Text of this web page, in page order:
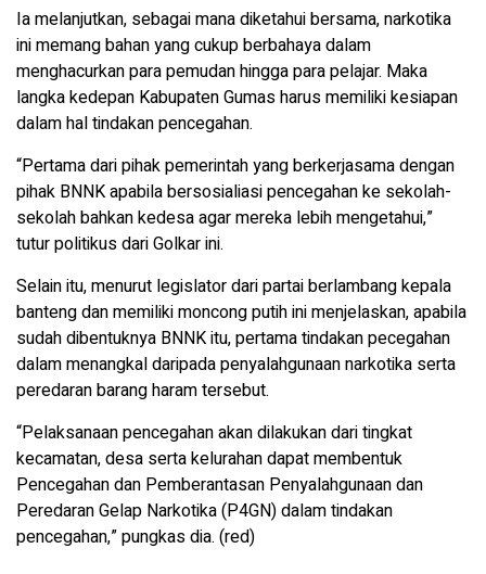
Ia melanjutkan, sebagai mana diketahui bersama, narkotika
ini memang bahan yang cukup berbahaya dalam
menghacurkan para pemudan hingga para pelajar. Maka
langka kedepan Kabupaten Gumas harus memiliki kesiapan
dalam hal tindakan pencegahan.
“Pertama dari pihak pemerintah yang berkerjasama dengan
pihak BNNK apabila bersosialiasi pencegahan ke sekolah-
sekolah bahkan kedesa agar mereka lebih mengetahui,”
tutur politikus dari Golkar ini.
Selain itu, menurut legislator dari partai berlambang kepala
banteng dan memiliki moncong putih ini menjelaskan, apabila
sudah dibentuknya BNNK itu, pertama tindakan pecegahan
dalam menangkal daripada penyalahgunaan narkotika serta
peredaran barang haram tersebut.
“Pelaksanaan pencegahan akan dilakukan dari tingkat
kecamatan, desa serta kelurahan dapat membentuk
Pencegahan dan Pemberantasan Penyalahgunaan dan
Peredaran Gelap Narkotika (P4GN) dalam tindakan
pencegahan,” pungkas dia. (red)